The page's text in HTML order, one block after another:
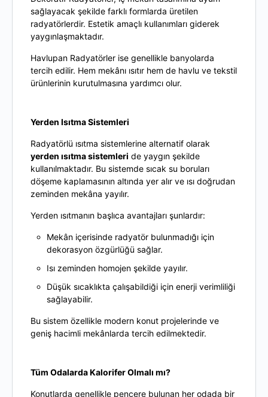
sağlayacak şekilde farklı formlarda üretilen
radyatörlerdir. Estetik amaçlı kullanımları giderek
yaygınlaşmaktadır.
Havlupan Radyatörler ise genellikle banyolarda
tercih edilir. Hem mekânı ısıtır hem de havlu ve tekstil
ürünlerinin kurutulmasına yardımcı olur.
Yerden Isıtma Sistemleri
Radyatörlü ısıtma sistemlerine alternatif olarak
yerden ısıtma sistemleri de yaygın şekilde
kullanılmaktadır. Bu sistemde sıcak su boruları
döşeme kaplamasının altında yer alır ve ısı doğrudan
zeminden mekâna yayılır.
Yerden ısıtmanın başlıca avantajları şunlardır:
Mekân içerisinde radyatör bulunmadığı için
dekorasyon özgürlüğü sağlar.
Isı zeminden homojen şekilde yayılır.
Düşük sıcaklıkta çalışabildiği için enerji verimliliği
sağlayabilir.
Bu sistem özellikle modern konut projelerinde ve
geniş hacimli mekânlarda tercih edilmektedir.
Tüm Odalarda Kalorifer Olmalı mı?
Konutlarda genellikle pencere bulunan her odada bir